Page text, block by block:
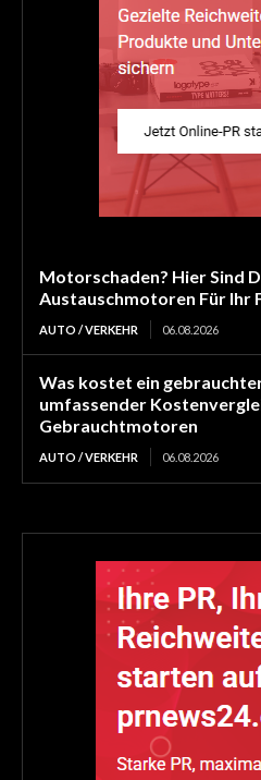
Motorschaden? Hier Sind
Austauschmotoren Für Ihr
AUTO / VERKEHR 06.08.2026
Was kostet ein
umfassender
Gebrauchtmotoren
AUTO / VERKEHR 06.08.2026